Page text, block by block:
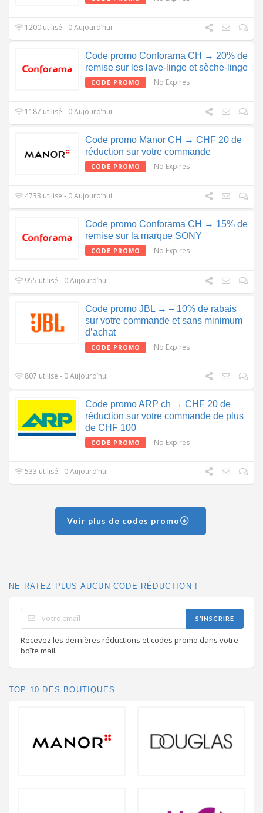
1200 utilisé - 0 Aujourd’hui
Code promo Conforama CH → 20% de
remise sur les lave-linge et sèche-linge
CODE PROMO No Expires
1187 utilisé - 0 Aujourd’hui
Code promo Manor CH → CHF 20 de
réduction sur votre commande
CODE PROMO No Expires
4733 utilisé - 0 Aujourd’hui
Code promo Conforama CH → 15% de
remise sur la marque SONY
CODE PROMO No Expires
955 utilisé - 0 Aujourd’hui
Code promo JBL → – 10% de rabais
sur votre commande et sans minimum
d’achat
CODE PROMO No Expires
807 utilisé - 0 Aujourd’hui
Code promo ARP ch → CHF 20 de
réduction sur votre commande de plus
de CHF 100
CODE PROMO No Expires
533 utilisé - 0 Aujourd’hui
Voir plus de codes promo
NE RATEZ PLUS AUCUN CODE RÉDUCTION !
S’INSCRIRE
Recevez les dernières réductions et codes promo dans votre
boîte mail.
TOP 10 DES BOUTIQUES